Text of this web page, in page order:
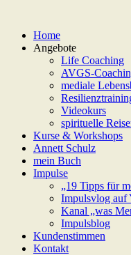
Home
Angebote
Life Coaching
AVGS-
mediale
Videokurs
spirituelle
Kurse & Workshops
Annett Schulz
mein Buch
Impulse
„19 Tipps für
Impulsvlog auf
Kanal „was
Impulsblog
Kundenstimmen
Kontakt